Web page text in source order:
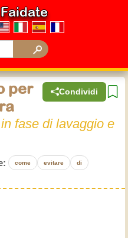
Condividi
per
fase di lavaggio e
come evitare di